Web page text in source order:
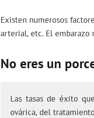
Existen numerosos
arterial, etc. El embarazo
No eres un
Las tasas de éxito
ovárica, del